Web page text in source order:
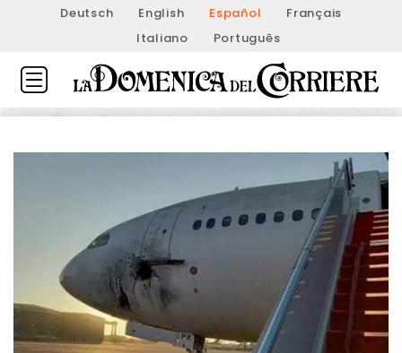
Deutsch English Español
Français
Italiano
Português